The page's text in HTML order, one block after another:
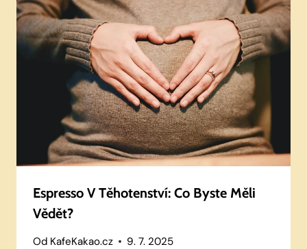
Espresso V Těhotenství: Co Byste Měli
Vědět?
Od KafeKakao.cz 9. 7. 2025